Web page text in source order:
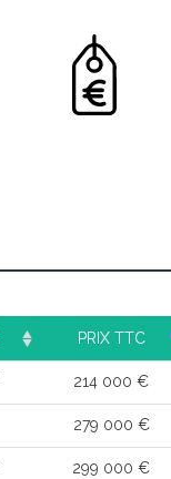
PRIX TTC
214 000 €
279 000 €
299 000 €